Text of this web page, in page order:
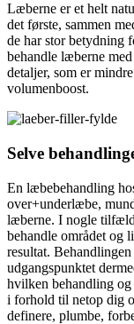
Læberne er et helt
det første, sammen
de har stor betydning
behandle læberne med
detaljer, som er
volumenboost.
Selve
En læbebehandling
over+underlæbe,
læberne. I nogle
behandle området og
resultat.
udgangspunktet
hvilken behandling
i forhold til netop dig
definere, plumbe,